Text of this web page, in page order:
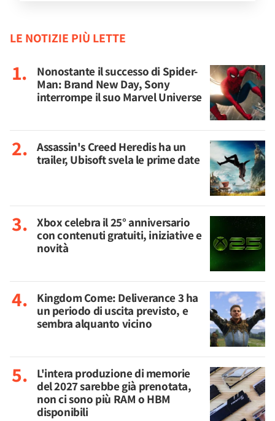
LE NOTIZIE PIÙ LETTE
Nonostante il successo di Spider-
Man: Brand New Day, Sony
interrompe il suo Marvel Universe
Assassin's Creed Heredis ha un
trailer, Ubisoft svela le prime date
Xbox celebra il 25° anniversario
con contenuti gratuiti, iniziative e
novità
Kingdom Come: Deliverance 3 ha
un periodo di uscita previsto, e
sembra alquanto vicino
L'intera produzione di memorie
del 2027 sarebbe già prenotata,
non ci sono più RAM o HBM
disponibili